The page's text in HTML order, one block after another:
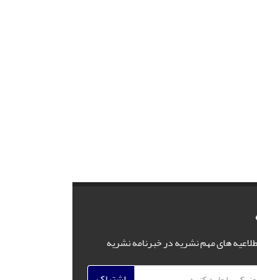
های مهم نشریه در خبرنامه نشریه